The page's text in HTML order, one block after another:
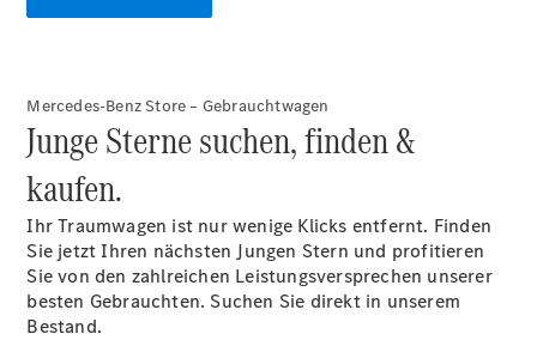
Limousine -
Limousine
C-Klasse
Limousine -
Limousine
S-Klasse
Limousine
S-Klasse
Mercedes-Benz Store – Gebrauchtwagen
Junge Sterne suchen, finden &
kaufen.
Ihr Traumwagen ist nur wenige Klicks entfernt. Finden
Sie jetzt Ihren nächsten Jungen Stern und profitieren
Sie von den zahlreichen Leistungsversprechen unserer
besten Gebrauchten. Suchen Sie direkt in unserem
Bestand.